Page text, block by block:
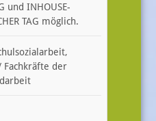
und INHOUSE-
TAG möglich.
Fachkräfte der